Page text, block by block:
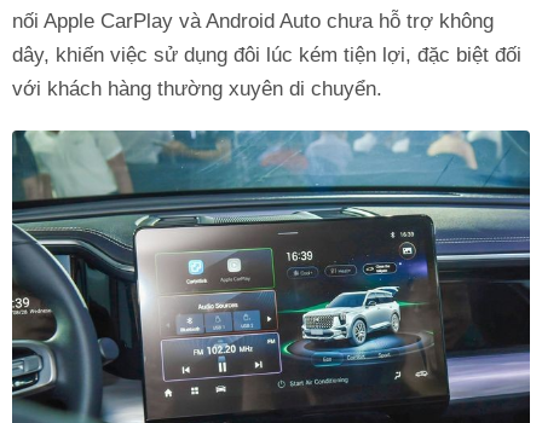
nối Apple CarPlay và Android Auto chưa hỗ trợ không
dây, khiến việc sử dụng đôi lúc kém tiện lợi, đặc biệt đối
với khách hàng thường xuyên di chuyển.